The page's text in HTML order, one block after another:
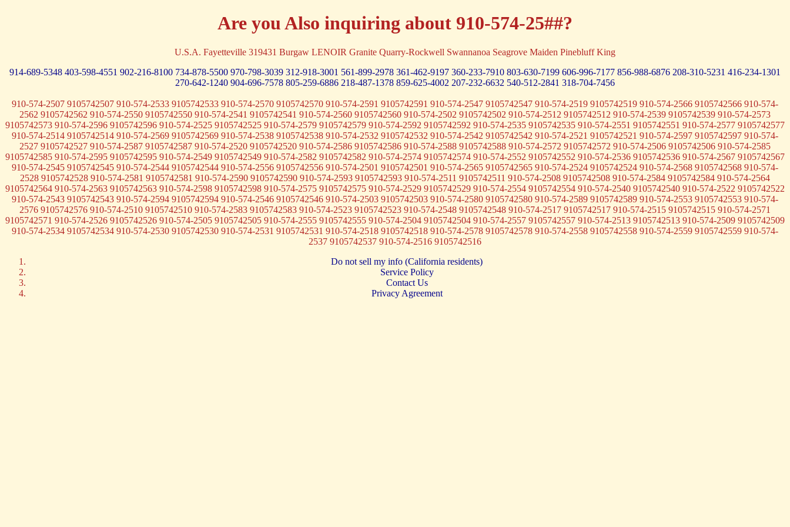
Are you Also inquiring about 910-574-25##?
U.S.A. Fayetteville 319431 Burgaw LENOIR Granite Quarry-Rockwell Swannanoa Seagrove Maiden Pinebluff King
914-689-5348 403-598-4551 902-216-8100 734-878-5500 970-798-3039 312-918-3001 561-899-2978 361-462-9197 360-233-7910 803-630-7199 606-996-7177 856-988-6876 208-310-5231 416-234-1301
270-642-1240 904-696-7578 805-259-6886 218-487-1378 859-625-4002 207-232-6632 540-512-2841 318-704-7456
910-574-2507 9105742507 910-574-2533 9105742533 910-574-2570 9105742570 910-574-2591 9105742591 910-574-2547 9105742547 910-574-2519 9105742519 910-574-2566 9105742566 910-574-
2562 9105742562 910-574-2550 9105742550 910-574-2541 9105742541 910-574-2560 9105742560 910-574-2502 9105742502 910-574-2512 9105742512 910-574-2539 9105742539 910-574-2573
9105742573 910-574-2596 9105742596 910-574-2525 9105742525 910-574-2579 9105742579 910-574-2592 9105742592 910-574-2535 9105742535 910-574-2551 9105742551 910-574-2577 9105742577
910-574-2514 9105742514 910-574-2569 9105742569 910-574-2538 9105742538 910-574-2532 9105742532 910-574-2542 9105742542 910-574-2521 9105742521 910-574-2597 9105742597 910-574-
2527 9105742527 910-574-2587 9105742587 910-574-2520 9105742520 910-574-2586 9105742586 910-574-2588 9105742588 910-574-2572 9105742572 910-574-2506 9105742506 910-574-2585
9105742585 910-574-2595 9105742595 910-574-2549 9105742549 910-574-2582 9105742582 910-574-2574 9105742574 910-574-2552 9105742552 910-574-2536 9105742536 910-574-2567 9105742567
910-574-2545 9105742545 910-574-2544 9105742544 910-574-2556 9105742556 910-574-2501 9105742501 910-574-2565 9105742565 910-574-2524 9105742524 910-574-2568 9105742568 910-574-
2528 9105742528 910-574-2581 9105742581 910-574-2590 9105742590 910-574-2593 9105742593 910-574-2511 9105742511 910-574-2508 9105742508 910-574-2584 9105742584 910-574-2564
9105742564 910-574-2563 9105742563 910-574-2598 9105742598 910-574-2575 9105742575 910-574-2529 9105742529 910-574-2554 9105742554 910-574-2540 9105742540 910-574-2522 9105742522
910-574-2543 9105742543 910-574-2594 9105742594 910-574-2546 9105742546 910-574-2503 9105742503 910-574-2580 9105742580 910-574-2589 9105742589 910-574-2553 9105742553 910-574-
2576 9105742576 910-574-2510 9105742510 910-574-2583 9105742583 910-574-2523 9105742523 910-574-2548 9105742548 910-574-2517 9105742517 910-574-2515 9105742515 910-574-2571
9105742571 910-574-2526 9105742526 910-574-2505 9105742505 910-574-2555 9105742555 910-574-2504 9105742504 910-574-2557 9105742557 910-574-2513 9105742513 910-574-2509 9105742509
910-574-2534 9105742534 910-574-2530 9105742530 910-574-2531 9105742531 910-574-2518 9105742518 910-574-2578 9105742578 910-574-2558 9105742558 910-574-2559 9105742559 910-574-
2537 9105742537 910-574-2516 9105742516
Do not sell my info (California residents)
Service Policy
Contact Us
Privacy Agreement